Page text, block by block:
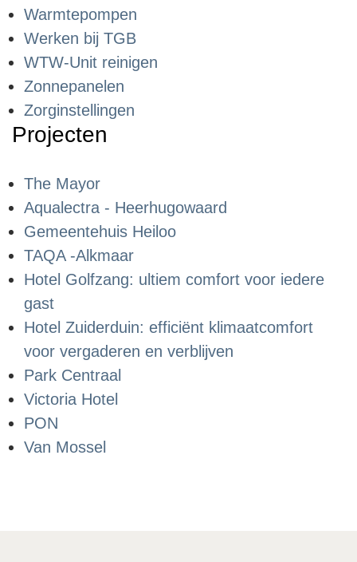
Warmtepompen
Werken bij TGB
WTW-Unit reinigen
Zonnepanelen
Zorginstellingen
Projecten
The Mayor
Aqualectra - Heerhugowaard
Gemeentehuis Heiloo
TAQA -Alkmaar
Hotel Golfzang: ultiem comfort voor iedere
gast
Hotel Zuiderduin: efficiënt klimaatcomfort
voor vergaderen en verblijven
Park Centraal
Victoria Hotel
PON
Van Mossel